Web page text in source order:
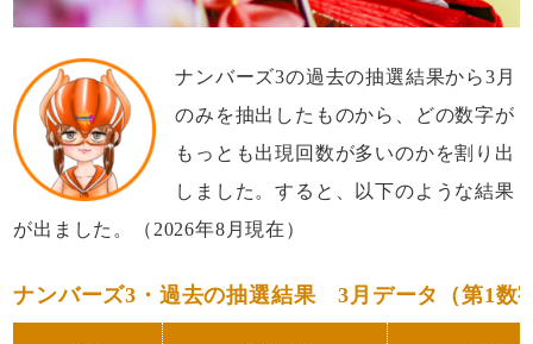
ナンバーズ3の過去の抽選結果から3月
のみを抽出したものから、どの数字が
もっとも出現回数が多いのかを割り出
しました。すると、以下のような結果
が出ました。（2026年8月現在）
ナンバーズ3・過去の抽選結果 3月データ（第1数